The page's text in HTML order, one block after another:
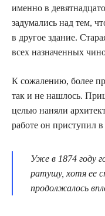
именно в
задумались над тем,
в другое здание.
всех назначенных
К сожалению, более
так и не нашлось.
целью наняли
работе он приступил в
Уже в 1874 году
ратушу, хотя ее
продолжалось